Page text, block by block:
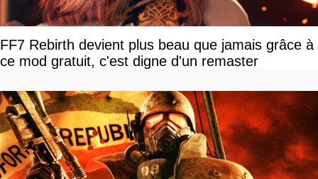
FF7 Rebirth devient plus beau que jamais grâce à
ce mod gratuit, c'est digne d'un remaster